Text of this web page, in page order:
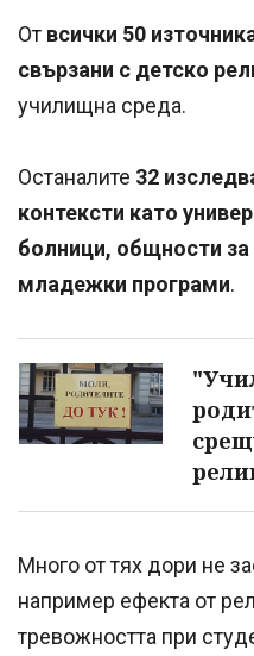
От всички 50
свързани с детско
училищна среда.
Останалите 32
контексти като
болници, общности за
младежки програми.
Много от тях дори не
например ефекта от
тревожността при